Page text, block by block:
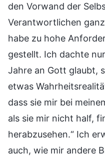
den Vorwand der
Verantwortlichen
habe zu hohe
gestellt. Ich dachte
Jahre an Gott glaubt,
etwas
dass sie mir bei
als sie mir nicht half,
herabzusehen.“ Ich
auch, wie mir andere